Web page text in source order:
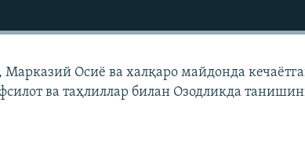
Марказий Осиë ва халқаро майдонда
ва таҳлиллар билан Озодликда